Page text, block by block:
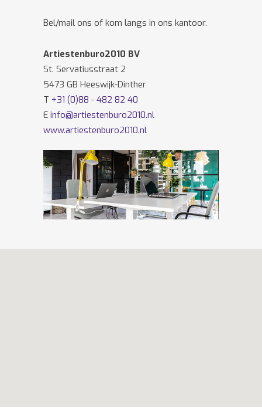
Bel/mail ons of kom langs in ons kantoor.
Artiestenburo2010 BV
St. Servatiusstraat 2
5473 GB Heeswijk-Dinther
T +31 (0)88 - 482 82 40
E info@artiestenburo2010.nl
www.artiestenburo2010.nl
Volg ons ook opFacebookenTwitter